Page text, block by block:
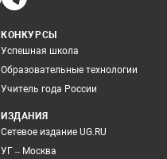
КОНКУРСЫ
Успешная школа
Образовательные технологии
Учитель года России
ИЗДАНИЯ
Сетевое издание UG.RU
УГ – Москва